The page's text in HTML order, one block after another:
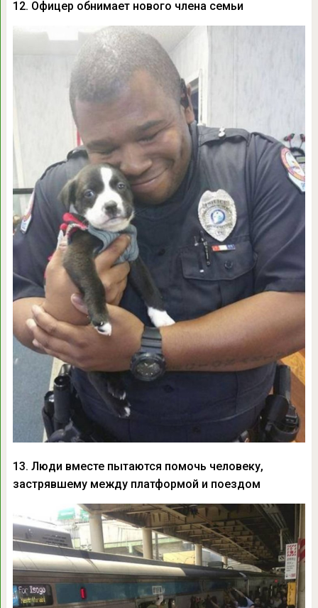
12. Офицер обнимает нового члена семьи
13. Люди вместе пытаются помочь человеку,
застрявшему между платформой и поездом